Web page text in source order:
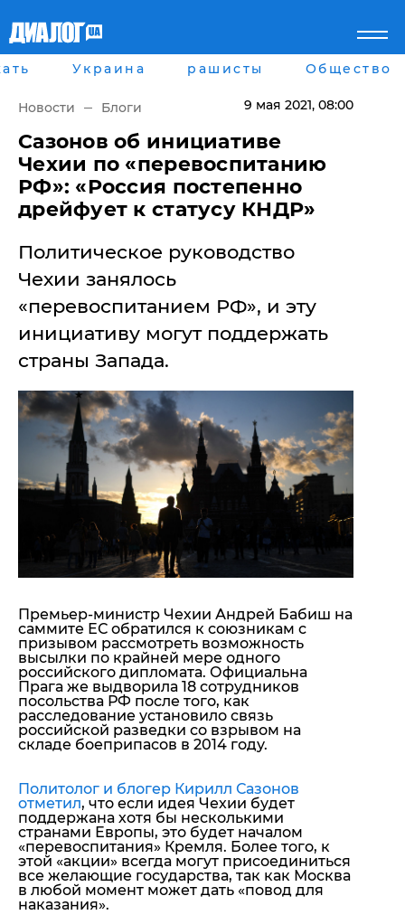
Главная
рассея
Мир
Беларусь
Военное обозрение
Наука и Техника
Экономика
Блоги
Шоу-биз
Здоровье
Спорт
Культура
Города
Харьков
Днепр
Львов
Одесса
Крыму
"ДНР"
"ЛНР"
Оккупация Крыма
Новости Крыма
Донбасс
Армия Украины
Помощь проекту
Стиль Диалога
Шоу-биз
Культура
Пресс-релизы
Пресс-релизы
Авторское
Мнение
Блоги
Украина рашисты Общество
Новости Блоги 9 мая 2021, 08:00
Сазонов об инициативе
Чехии по «перевоспитанию
РФ»: «Россия постепенно
дрейфует к статусу КНДР»
Политическое руководство
Чехии занялось
«перевоспитанием РФ», и эту
инициативу могут поддержать
страны Запада.
Премьер-министр Чехии Андрей Бабиш на
саммите ЕС обратился к союзникам с
призывом рассмотреть возможность
высылки по крайней мере одного
российского дипломата. Официальна
Прага же выдворила 18 сотрудников
посольства РФ после того, как
расследование установило связь
российской разведки со взрывом на
складе боеприпасов в 2014 году.
Политолог и блогер Кирилл Сазонов
отметил, что если идея Чехии будет
поддержана хотя бы несколькими
странами Европы, это будет началом
«перевоспитания» Кремля. Более того, к
этой «акции» всегда могут присоединиться
все желающие государства, так как Москва
в любой момент может дать «повод для
наказания».